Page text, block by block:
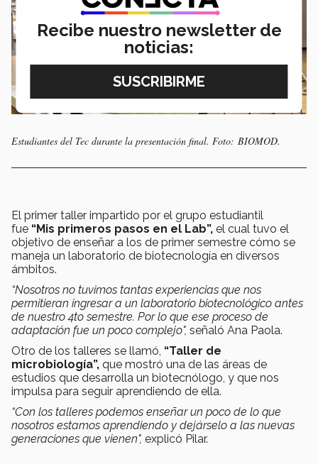
Estudiantes del Tec durante la presentación final. Foto: BIOMOD.
El primer taller impartido por el grupo estudiantil
fue “Mis primeros pasos en el Lab”, el cual tuvo el
objetivo de enseñar a los de primer semestre cómo se
maneja un laboratorio de biotecnología en diversos
ámbitos.
“Nosotros no tuvimos tantas experiencias que nos
permitieran ingresar a un laboratorio biotecnológico antes
de nuestro 4to semestre. Por lo que ese proceso de
adaptación fue un poco complejo", señaló Ana Paola.
Otro de los talleres se llamó, “Taller de
microbiología”, que mostró una de las áreas de
estudios que desarrolla un biotecnólogo, y que nos
impulsa para seguir aprendiendo de ella.
“Con los talleres podemos enseñar un poco de lo que
nosotros estamos aprendiendo y dejárselo a las nuevas
generaciones que vienen", explicó Pilar.
Recibe nuestro newsletter de
noticias: